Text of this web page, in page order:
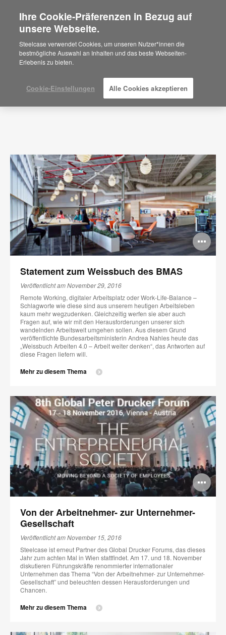
Are you in United States?
Would you like to see Products we sell in
your region?
Americas
Español
Press Releases
Statement zum Weissbuch des BMAS
Veröffentlicht am November 29, 2016
Remote Working, digitaler Arbeitsplatz oder Work-Life-Balance –
Schlagworte wie diese sind aus unserem heutigen Arbeitsleben
kaum mehr wegzudenken. Gleichzeitig werfen sie aber auch
Fragen auf, wie wir mit den Herausforderungen unserer sich
wandelnden Arbeitswelt umgehen sollen. Aus diesem Grund
veröffentlichte Bundesarbeitsministerin Andrea Nahles heute das
„Weissbuch Arbeiten 4.0 – Arbeit weiter denken“, das Antworten auf
diese Fragen liefern will.
Mehr zu diesem Thema
Von der Arbeitnehmer- zur Unternehmer-
Gesellschaft
Veröffentlicht am November 15, 2016
Steelcase ist erneut Partner des Global Drucker Forums, das dieses
Jahr zum achten Mal in Wien stattfindet. Am 17. und 18. November
diskutieren Führungskräfte renommierter internationaler
Unternehmen das Thema “Von der Arbeitnehmer- zur Unternehmer-
Gesellschaft” und beleuchten dessen Herausforderungen und
Chancen.
Mehr zu diesem Thema
Ihre Cookie-Präferenzen in Bezug auf
unsere Webseite.
Steelcase verwendet Cookies, um unseren Nutzer*innen die
bestmögliche Auswahl an Inhalten und das beste Webseiten-
Erlebenis zu bieten.
Cookie-Einstellungen Alle Cookies akzeptieren